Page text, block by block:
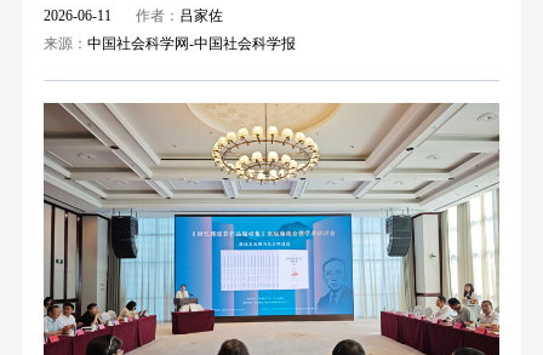
2026-06-11 作者： 吕家佐
来源： 中国社会科学网-中国社会科学报